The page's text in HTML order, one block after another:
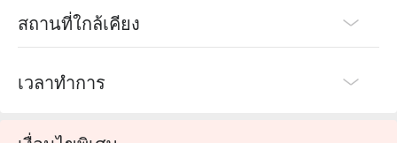
สถานที่ใกล้เคียง
เวลาทำการ